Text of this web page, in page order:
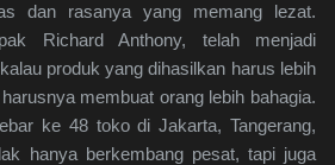
dan rasanya yang memang lezat.
Richard Anthony, telah menjadi
produk yang dihasilkan harus lebih
membuat orang lebih bahagia.
ke 48 toko di Jakarta, Tangerang,
hanya berkembang pesat, tapi juga